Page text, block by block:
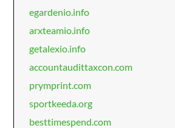
egardenio.info
arxteamio.info
getalexio.info
accountaudittaxcon.com
prymprint.com
sportkeeda.org
besttimespend.com